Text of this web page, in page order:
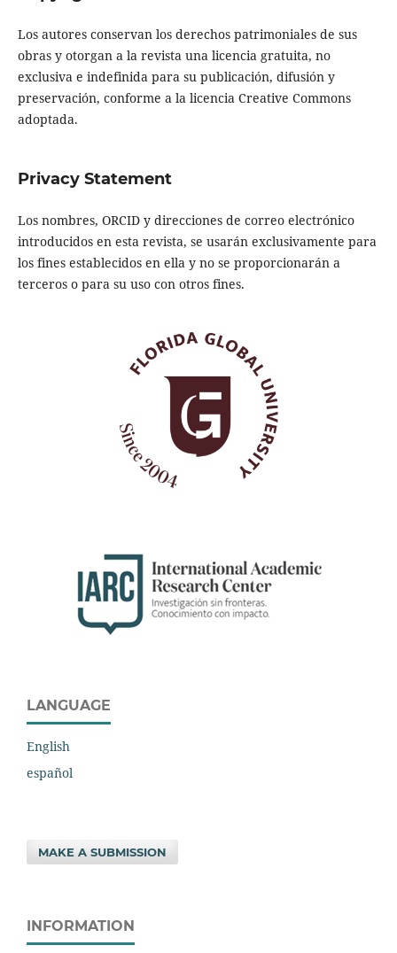
Los autores conservan los derechos patrimoniales de sus
obras y otorgan a la revista una licencia gratuita, no
exclusiva e indefinida para su publicación, difusión y
preservación, conforme a la licencia Creative Commons
adoptada.
Privacy Statement
Los nombres, ORCID y direcciones de correo electrónico
introducidos en esta revista, se usarán exclusivamente para
los fines establecidos en ella y no se proporcionarán a
terceros o para su uso con otros fines.
LANGUAGE
English
español
MAKE A SUBMISSION
INFORMATION